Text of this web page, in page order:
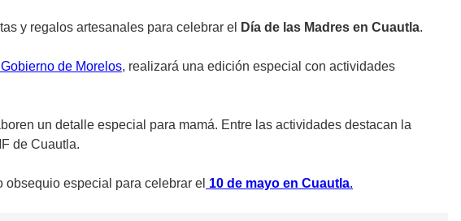
y regalos artesanales para celebrar el Día de las Madres en Cuautla.
de Morelos, realizará una edición especial con actividades
un detalle especial para mamá. Entre las actividades destacan la
de Cuautla.
especial para celebrar el 10 de mayo en Cuautla.